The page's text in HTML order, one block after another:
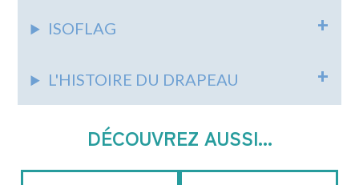
ISOFLAG
L'HISTOIRE DU DRAPEAU
DÉCOUVREZ AUSSI...